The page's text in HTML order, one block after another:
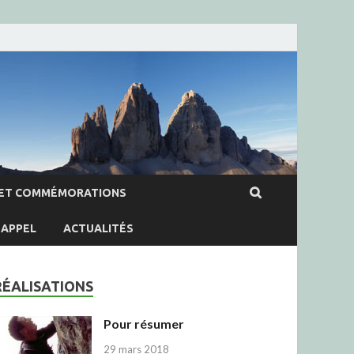
COMMÉMORATIONS
APPEL ACTUALITÉS
Pour résumer
29 mars 2018